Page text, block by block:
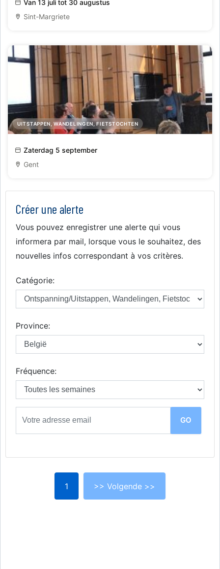
Van 13 juli tot 30 augustus
Sint-Margriete
UITSTAPPEN, WANDELINGEN, FIETSTOCHTEN
Bezoek Boekentoren
Zaterdag 5 september
Gent
Créer une alerte
Vous pouvez enregistrer une alerte qui vous
informera par mail, lorsque vous le souhaitez, des
nouvelles infos correspondant à vos critères.
Catégorie:
Province:
Fréquence:
1 >> Volgende >>